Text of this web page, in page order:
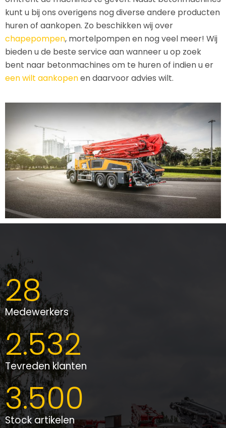
kunt u bij ons overigens nog diverse andere producten
huren of aankopen. Zo beschikken wij over
chapepompen, mortelpompen en nog veel meer! Wij
bieden u de beste service aan wanneer u op zoek
bent naar betonmachines om te huren of indien u er
een wilt aankopenen daarvoor advies wilt.
28
Medewerkers
2.532
Tevreden klanten
3.500
Stock artikelen